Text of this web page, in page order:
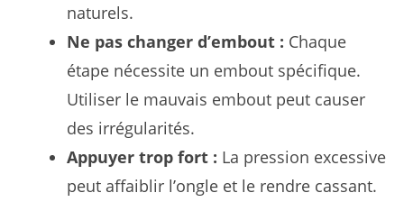
naturels.
Ne pas changer d’embout : Chaque
étape nécessite un embout spécifique.
Utiliser le mauvais embout peut causer
des irrégularités.
Appuyer trop fort : La pression excessive
peut affaiblir l’ongle et le rendre cassant.